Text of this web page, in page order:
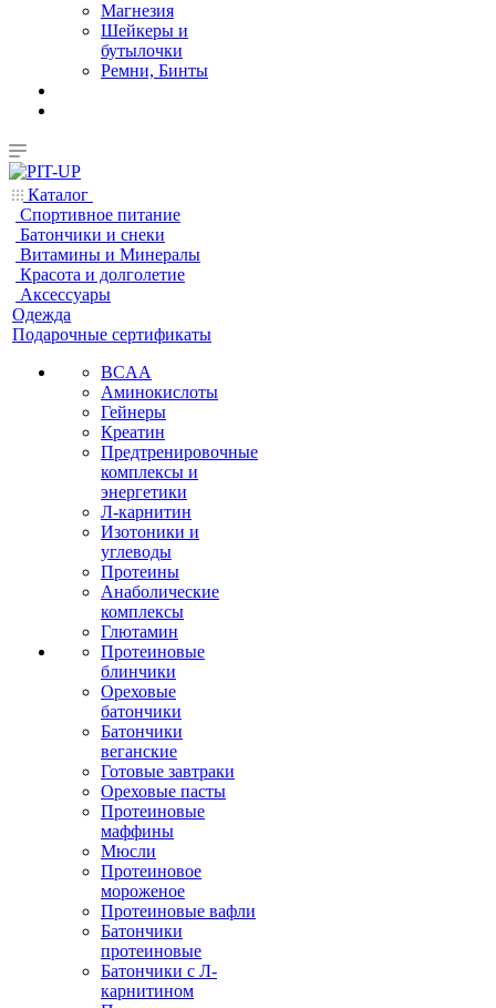
Магнезия
Шейкеры и
бутылочки
Ремни, Бинты
Каталог
Спортивное питание
Батончики и снеки
Витамины и Минералы
Красота и долголетие
Аксессуары
Одежда
Подарочные сертификаты
BCAA
Аминокислоты
Гейнеры
Креатин
Предтренировочные
комплексы и
энергетики
Л-карнитин
Изотоники и
углеводы
Протеины
Анаболические
комплексы
Глютамин
Протеиновые
блинчики
Ореховые
батончики
Батончики
веганские
Готовые завтраки
Ореховые пасты
Протеиновые
маффины
Мюсли
Протеиновое
мороженое
Протеиновые вафли
Батончики
протеиновые
Батончики с Л-
карнитином